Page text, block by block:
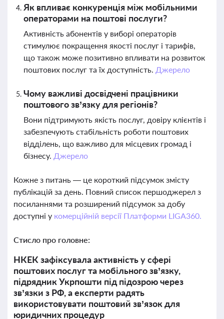
Як впливає конкуренція між мобільними
операторами на поштові послуги?
Активність абонентів у виборі операторів
стимулює покращення якості послуг і тарифів,
що також може позитивно впливати на розвиток
поштових послуг та їх доступність. Джерело
Чому важливі досвідчені працівники
поштового зв’язку для регіонів?
Вони підтримують якість послуг, довіру клієнтів і
забезпечують стабільність роботи поштових
відділень, що важливо для місцевих громад і
бізнесу. Джерело
Кожне з питань — це короткий підсумок змісту
публікацій за день. Повний список першоджерел з
посиланнями та розширений підсумок за добу
доступні у комерційній версії Платформи LIGA360.
Стисло про головне:
НКЕК зафіксувала активність у сфері
поштових послуг та мобільного зв’язку,
підрядник Укрпошти під підозрою через
зв’язки з РФ, а експерти радять
використовувати поштовий зв’язок для
юридичних процедур